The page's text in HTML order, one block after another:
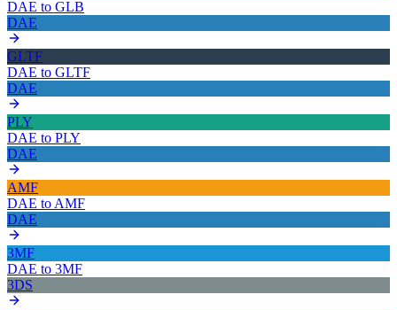
DAE to GLB
DAE
GLTF
DAE to GLTF
DAE
PLY
DAE to PLY
DAE
AMF
DAE to AMF
DAE
3MF
DAE to 3MF
3DS